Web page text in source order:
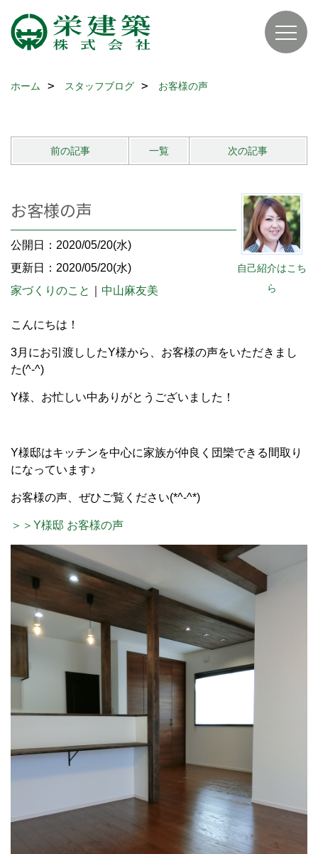
ホーム スタッフブログ お客様の声
前の記事 一覧 次の記事
自己紹介はこち
ら
お客様の声
公開日：2020/05/20(水)
更新日：2020/05/20(水)
家づくりのこと
中山麻友美
こんにちは！
3月にお引渡ししたY様から、お客様の声をいただきまし
た(^-^)
Y様、お忙しい中ありがとうございました！
Y様邸はキッチンを中心に家族が仲良く団欒できる間取り
になっています♪
お客様の声、ぜひご覧ください(*^-^*)
＞＞Y様邸 お客様の声